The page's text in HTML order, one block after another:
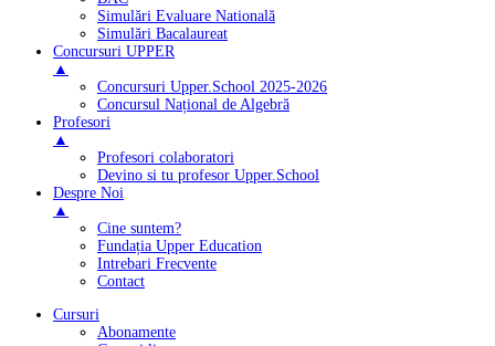
Simulări Evaluare Natională
Simulări Bacalaureat
Concursuri UPPER
▲
Concursuri Upper.School 2025-2026
Concursul Național de Algebră
Profesori
▲
Profesori colaboratori
Devino si tu profesor Upper.School
Despre Noi
▲
Cine suntem?
Fundația Upper Education
Intrebari Frecvente
Contact
Cursuri
Abonamente